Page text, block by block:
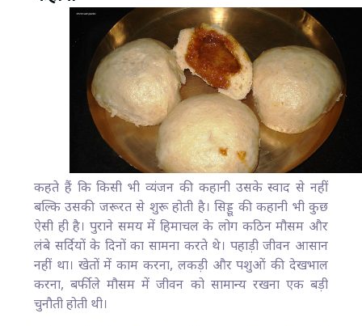
कहते हैं कि किसी भी व्यंजन की कहानी उसके स्वाद से नहीं
बल्कि उसकी जरूरत से शुरू होती है। सिड्डू की कहानी भी कुछ
ऐसी ही है। पुराने समय में हिमाचल के लोग कठिन मौसम और
लंबे सर्दियों के दिनों का सामना करते थे। पहाड़ी जीवन आसान
नहीं था। खेतों में काम करना, लकड़ी और पशुओं की देखभाल
करना, बर्फीले मौसम में जीवन को सामान्य रखना एक बड़ी
चुनौती होती थी।